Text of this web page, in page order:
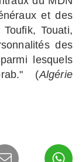
et des
Touati,
des
lesquels
(Algérie